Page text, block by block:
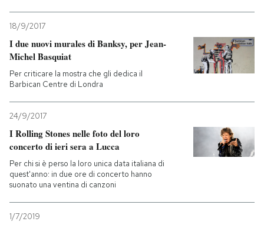
18/9/2017
I due nuovi murales di Banksy, per Jean-
Michel Basquiat
Per criticare la mostra che gli dedica il
Barbican Centre di Londra
24/9/2017
I Rolling Stones nelle foto del loro
concerto di ieri sera a Lucca
Per chi si è perso la loro unica data italiana di
quest'anno: in due ore di concerto hanno
suonato una ventina di canzoni
1/7/2019